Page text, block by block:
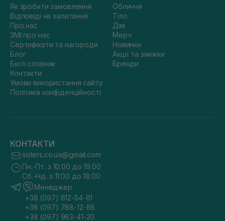
Як зробити замовлення
Відповіді на запитання
Про нас
ЗМІ про нас
Сертифікати та нагороди
Блог
Бюті словник
Контакти
Умови використання сайту
Політика конфіденційності
Обличчя
Тіло
Дім
Мерч
Новинки
Акції та знижки
Бренди
КОНТАКТИ
sisters.co.ua@gmail.com
Пн.-Пт. з 10:00 до 19:00
Сб.-Нд. з 11:00 до 18:00
Менеджер
+38 (097) 612-54-81
+38 (097) 788-12-88
+38 (097) 983-41-20